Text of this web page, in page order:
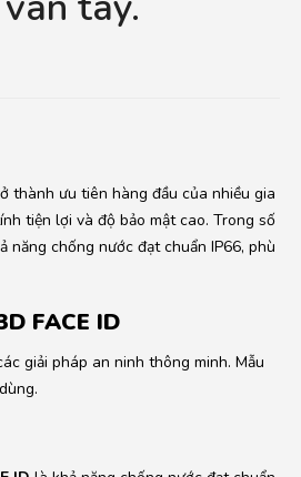
thành ưu tiên hàng đầu của nhiều gia
tiện lợi và độ bảo mật cao. Trong số
năng chống nước đạt chuẩn IP66, phù
FACE ID
giải pháp an ninh thông minh. Mẫu